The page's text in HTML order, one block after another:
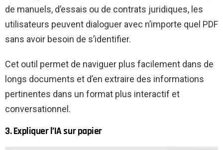
de manuels, d’essais ou de contrats juridiques, les
utilisateurs peuvent dialoguer avec n’importe quel PDF
sans avoir besoin de s’identifier.
Cet outil permet de naviguer plus facilement dans de
longs documents et d’en extraire des informations
pertinentes dans un format plus interactif et
conversationnel.
3. Expliquer l’IA sur papier